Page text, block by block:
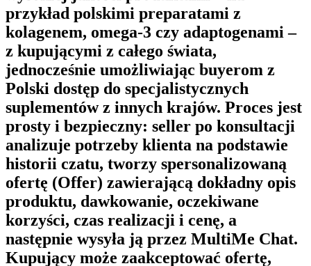
przykład polskimi preparatami z
kolagenem, omega-3 czy adaptogenami –
z kupującymi z całego świata,
jednocześnie umożliwiając buyerom z
Polski dostęp do specjalistycznych
suplementów z innych krajów. Proces jest
prosty i bezpieczny: seller po konsultacji
analizuje potrzeby klienta na podstawie
historii czatu, tworzy spersonalizowaną
ofertę (Offer) zawierającą dokładny opis
produktu, dawkowanie, oczekiwane
korzyści, czas realizacji i cenę, a
następnie wysyła ją przez MultiMe Chat.
Kupujący może zaakceptować ofertę,